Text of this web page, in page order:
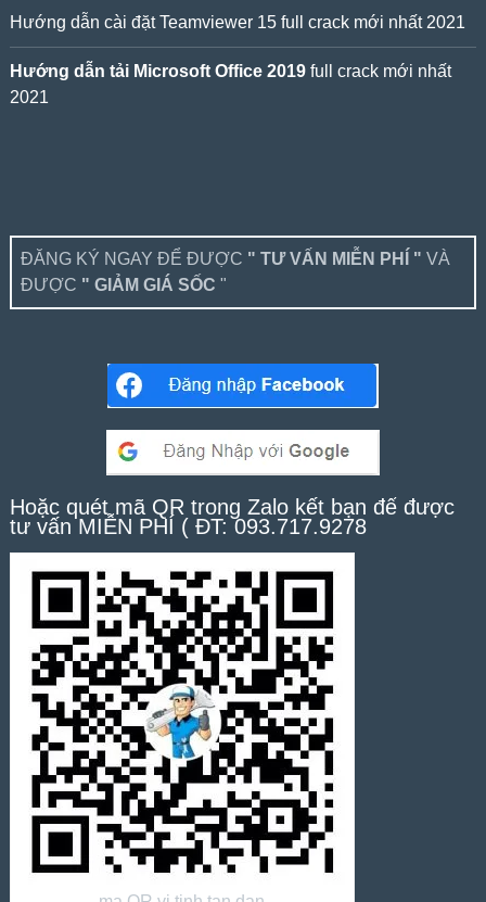
Hướng dẫn cài đặt Teamviewer 15 full crack mới nhất 2021
Hướng dẫn tải Microsoft Office 2019full crack mới nhất
2021
ĐĂNG KÝ NGAY ĐỂ ĐƯỢC " TƯ VẤN MIỄN PHÍ " VÀ
ĐƯỢC " GIẢM GIÁ SỐC "
Hoặc quét mã QR trong Zalo kết bạn để được
tư vấn MIỄN PHÍ ( ĐT: 093.717.9278